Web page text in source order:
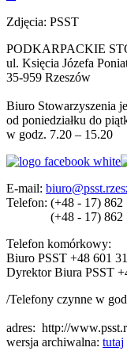
Zdjęcia: PSST
PODKARPACKIE
ul. Księcia Józefa
35-959
Biuro Stowarzyszenia
od poniedziałku do
w godz. 7.20 – 15.20
E-mail:
Telefon: (+48 - 17) 862
(+48 - 17) 862
Telefon komórkowy:
Biuro PSST +48 601
Dyrektor Biura PSST
/Telefony czynne w
adres: http://
wersja archiwalna: tutaj